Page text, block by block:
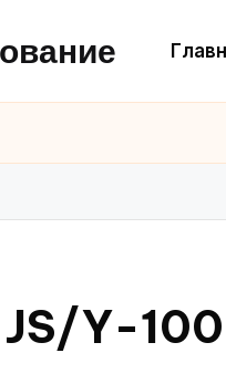
JS/Y-100